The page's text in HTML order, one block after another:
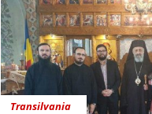
Transilvania